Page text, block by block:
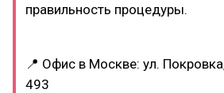
правильность процедуры.
📍 Офис в Москве: ул.
493